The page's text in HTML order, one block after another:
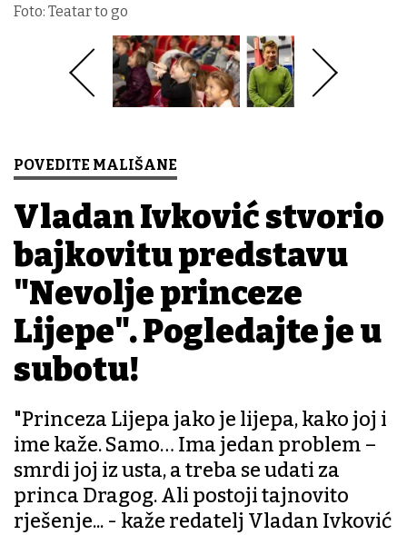
Foto: Teatar to go
POVEDITE MALIŠANE
Vladan Ivković stvorio
bajkovitu predstavu
"Nevolje princeze
Lijepe". Pogledajte je u
subotu!
"Princeza Lijepa jako je lijepa, kako joj i
ime kaže. Samo… Ima jedan problem –
smrdi joj iz usta, a treba se udati za
princa Dragog. Ali postoji tajnovito
rješenje... - kaže redatelj Vladan Ivković